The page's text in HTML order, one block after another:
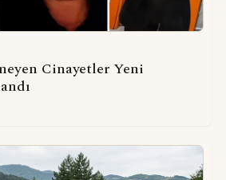
Cinayetler Yeni